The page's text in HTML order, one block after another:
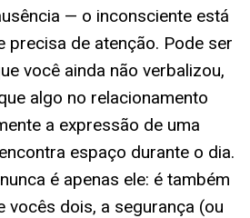
— o inconsciente está
precisa de atenção. Pode ser
você ainda não verbalizou,
algo no relacionamento
a expressão de uma
espaço durante o dia.
é apenas ele: é também
vocês dois, a segurança (ou